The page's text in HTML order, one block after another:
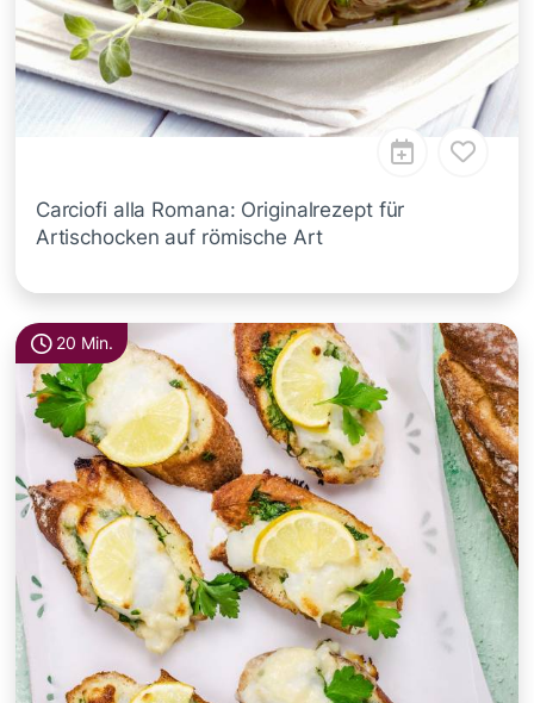
Carciofi alla Romana: Originalrezept für
Artischocken auf römische Art
20 Min.